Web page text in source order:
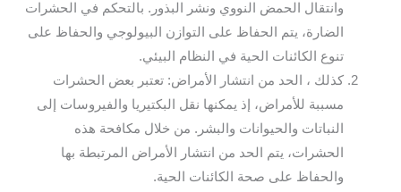
وانتقال الحمض النووي ونشر البذور. بالتحكم في الحشرات
الضارة، يتم الحفاظ على التوازن البيولوجي والحفاظ على
تنوع الكائنات الحية في النظام البيئي.
كذلك ، الحد من انتشار الأمراض: تعتبر بعض الحشرات
مسببة للأمراض، إذ يمكنها نقل البكتيريا والفيروسات إلى
النباتات والحيوانات والبشر. من خلال مكافحة هذه
الحشرات، يتم الحد من انتشار الأمراض المرتبطة بها
والحفاظ على صحة الكائنات الحية.